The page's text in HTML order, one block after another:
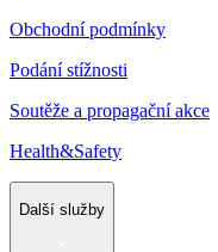
Obchodní podmínky
Podání stížnosti
Soutěže a propagační akce
Health&Safety
Další služby